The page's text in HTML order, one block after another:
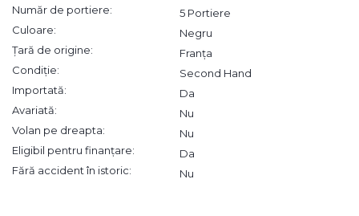
Număr de portiere:
5 Portiere
Culoare:
Negru
Țară de origine:
Franța
Condiție:
Second Hand
Importată:
Da
Avariată:
Nu
Volan pe dreapta:
Nu
Eligibil pentru finanțare:
Da
Fără accident în istoric:
Nu